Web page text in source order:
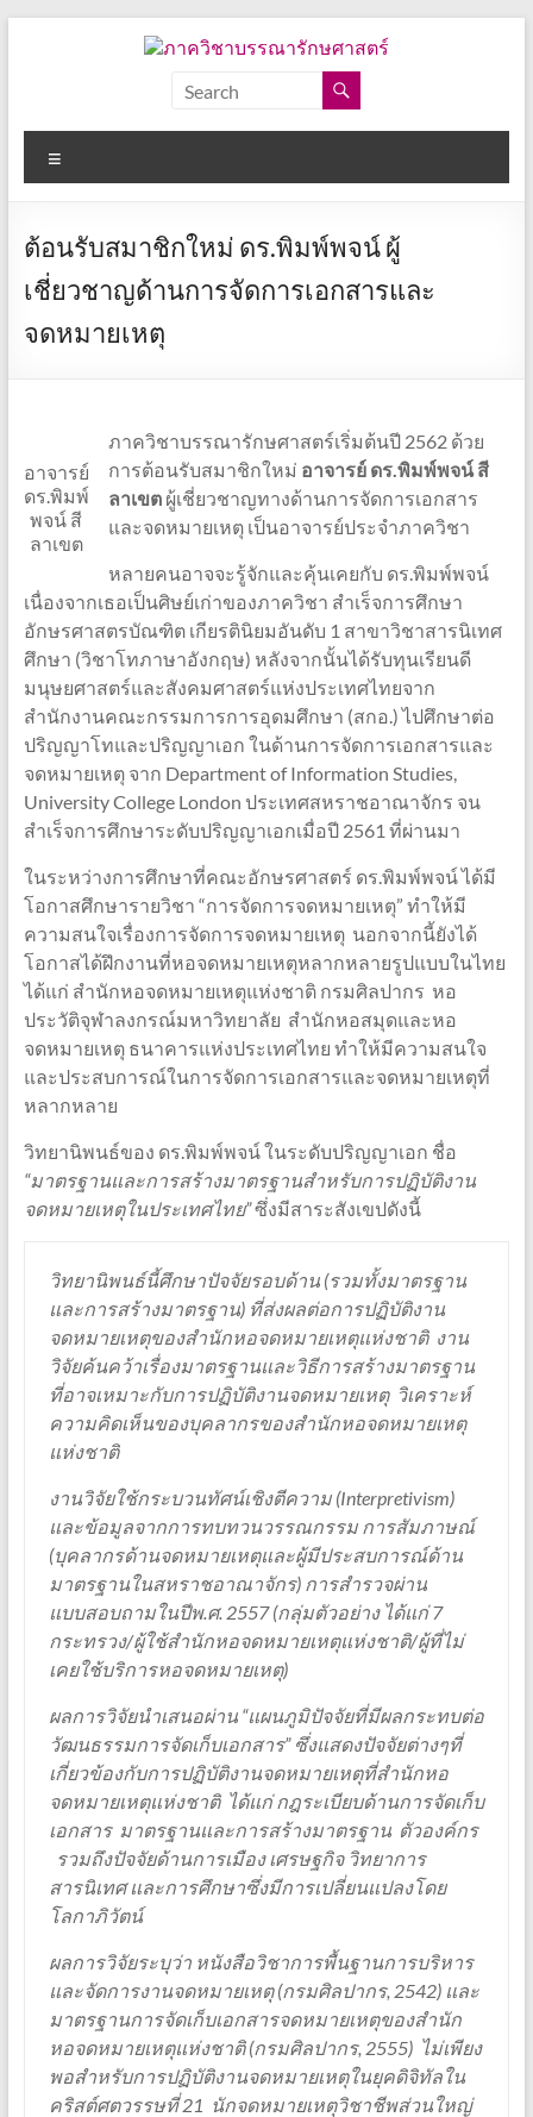
วิชา
บรรณารักษศาสตร์
อักษร
ศาสตร์
มหาวิทยาลัย
ต้อนรับสมาชิกใหม่ ดร.พิมพ์พจน์ ผู้
เชี่ยวชาญด้านการจัดการเอกสารและ
จดหมายเหตุ
อาจารย์
ดร.พิมพ์
พจน์ สี
ลาเขต
ภาควิชาบรรณารักษศาสตร์เริ่มต้นปี 2562 ด้วย
การต้อนรับสมาชิกใหม่ อาจารย์ ดร.พิมพ์พจน์ สี
ลาเขตผู้เชี่ยวชาญทางด้านการจัดการเอกสาร
และจดหมายเหตุ เป็นอาจารย์ประจำภาควิชา
หลายคนอาจจะรู้จักและคุ้นเคยกับ ดร.พิมพ์พจน์
เนื่องจากเธอเป็นศิษย์เก่าของภาควิชา สำเร็จการศึกษา
อักษรศาสตรบัณฑิต เกียรตินิยมอันดับ 1 สาขาวิชาสารนิเทศ
ศึกษา (วิชาโทภาษาอังกฤษ) หลังจากนั้นได้รับทุนเรียนดี
มนุษยศาสตร์และสังคมศาสตร์แห่งประเทศไทยจาก
สำนักงานคณะกรรมการการอุดมศึกษา (สกอ.) ไปศึกษาต่อ
ปริญญาโทและปริญญาเอก ในด้านการจัดการเอกสารและ
จดหมายเหตุ จาก Department of Information Studies,
University College London ประเทศสหราชอาณาจักร จน
สำเร็จการศึกษาระดับปริญญาเอกเมื่อปี 2561 ที่ผ่านมา
ในระหว่างการศึกษาที่คณะอักษรศาสตร์ ดร.พิมพ์พจน์ ได้มี
โอกาสศึกษารายวิชา “การจัดการจดหมายเหตุ” ทำให้มี
ความสนใจเรื่องการจัดการจดหมายเหตุ นอกจากนี้ยังได้
โอกาสได้ฝึกงานที่หอจดหมายเหตุหลากหลายรูปแบบในไทย
ได้แก่ สำนักหอจดหมายเหตุแห่งชาติ กรมศิลปากร หอ
ประวัติจุฬาลงกรณ์มหาวิทยาลัย สำนักหอสมุดและหอ
จดหมายเหตุ ธนาคารแห่งประเทศไทย ทำให้มีความสนใจ
และประสบการณ์ในการจัดการเอกสารและจดหมายเหตุที่
หลากหลาย
วิทยานิพนธ์ของ ดร.พิมพ์พจน์ ในระดับปริญญาเอก ชื่อ
“มาตรฐานและการสร้างมาตรฐานสำหรับการปฏิบัติงาน
จดหมายเหตุในประเทศไทย”ซึ่งมีสาระสังเขปดังนี้
วิทยานิพนธ์นี้ศึกษาปัจจัยรอบด้าน (รวมทั้งมาตรฐาน
และการสร้างมาตรฐาน) ที่ส่งผลต่อการปฏิบัติงาน
จดหมายเหตุของสำนักหอจดหมายเหตุแห่งชาติ งาน
วิจัยค้นคว้าเรื่องมาตรฐานและวิธีการสร้างมาตรฐาน
ที่อาจเหมาะกับการปฏิบัติงานจดหมายเหตุ วิเคราะห์
ความคิดเห็นของบุคลากรของสำนักหอจดหมายเหตุ
แห่งชาติ
งานวิจัยใช้กระบวนทัศน์เชิงตีความ (Interpretivism)
และข้อมูลจากการทบทวนวรรณกรรม การสัมภาษณ์
(บุคลากรด้านจดหมายเหตุและผู้มีประสบการณ์ด้าน
มาตรฐานในสหราชอาณาจักร) การสำรวจผ่าน
แบบสอบถามในปีพ.ศ. 2557 (กลุ่มตัวอย่าง ได้แก่ 7
กระทรวง/ผู้ใช้สำนักหอจดหมายเหตุแห่งชาติ/ผู้ที่ไม่
เคยใช้บริการหอจดหมายเหตุ)
ผลการวิจัยนำเสนอผ่าน “แผนภูมิปัจจัยที่มีผลกระทบต่อ
วัฒนธรรมการจัดเก็บเอกสาร” ซึ่งแสดงปัจจัยต่างๆที่
เกี่ยวข้องกับการปฏิบัติงานจดหมายเหตุที่สำนักหอ
จดหมายเหตุแห่งชาติ ได้แก่ กฎระเบียบด้านการจัดเก็บ
เอกสาร มาตรฐานและการสร้างมาตรฐาน ตัวองค์กร
รวมถึงปัจจัยด้านการเมือง เศรษฐกิจ วิทยาการ
สารนิเทศ และการศึกษาซึ่งมีการเปลี่ยนแปลงโดย
โลกาภิวัตน์
ผลการวิจัยระบุว่า หนังสือวิชาการพื้นฐานการบริหาร
และจัดการงานจดหมายเหตุ (กรมศิลปากร, 2542) และ
มาตรฐานการจัดเก็บเอกสารจดหมายเหตุของสำนัก
หอจดหมายเหตุแห่งชาติ (กรมศิลปากร, 2555) ไม่เพียง
พอสำหรับการปฏิบัติงานจดหมายเหตุในยุคดิจิทัลใน
คริสต์ศตวรรษที่ 21 นักจดหมายเหตุวิชาชีพส่วนใหญ่